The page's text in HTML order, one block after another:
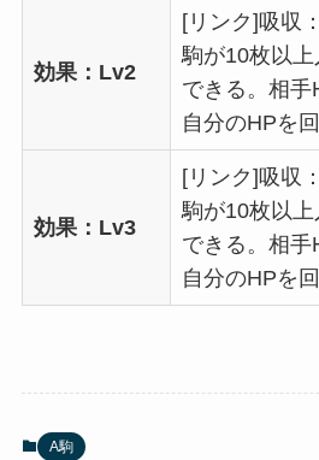
効果：Lv2
[リンク]吸収
駒が10枚以
できる。相手
自分のHPを
効果：Lv3
[リンク]吸収
駒が10枚以
できる。相手
自分のHPを
A駒